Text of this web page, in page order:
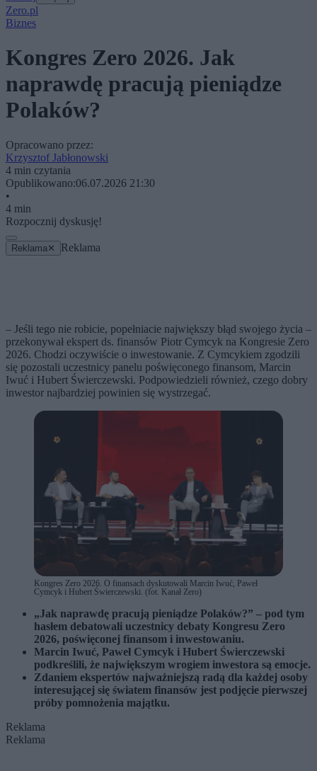
Zero.pl
Biznes
Kongres Zero 2026. Jak
naprawdę pracują pieniądze
Polaków?
Opracowano przez:
Krzysztof Jabłonowski
4 min czytania
Opublikowano:06.07.2026 21:30
•
4 min
Rozpocznij dyskusję!
Reklama ✕ Reklama
– Jeśli tego nie robicie, popełniacie największy błąd swojego życia –
przekonywał ekspert ds. finansów Piotr Cymcyk na Kongresie Zero
2026. Chodzi oczywiście o inwestowanie. Z Cymcykiem zgodzili
się pozostali uczestnicy panelu poświęconego finansom, Marcin
Iwuć i Hubert Świerczewski. Podpowiedzieli również, czego dobry
inwestor najbardziej powinien się wystrzegać.
Kongres Zero 2026. O finansach dyskutowali Marcin Iwuć, Paweł
Cymcyk i Hubert Świerczewski. (fot. Kanał Zero)
„Jak naprawdę pracują pieniądze Polaków?” – pod tym
hasłem debatowali uczestnicy debaty Kongresu Zero
2026, poświęconej finansom i inwestowaniu.
Marcin Iwuć, Paweł Cymcyk i Hubert Świerczewski
podkreślili, że największym wrogiem inwestora są emocje.
Zdaniem ekspertów najważniejszą radą dla każdej osoby
interesującej się światem finansów jest podjęcie pierwszej
próby pomnożenia majątku.
Reklama
Reklama